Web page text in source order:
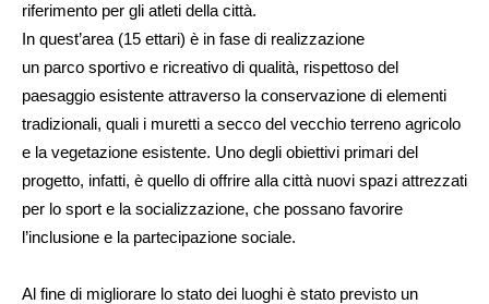
riferimento per gli atleti della città.
In quest’area (15 ettari) è in fase di realizzazione
un parco sportivo e ricreativo di qualità, rispettoso del
paesaggio esistente attraverso la conservazione di elementi
tradizionali, quali i muretti a secco del vecchio terreno agricolo
e la vegetazione esistente. Uno degli obiettivi primari del
progetto, infatti, è quello di offrire alla città nuovi spazi attrezzati
per lo sport e la socializzazione, che possano favorire
l’inclusione e la partecipazione sociale.
Al fine di migliorare lo stato dei luoghi è stato previsto un